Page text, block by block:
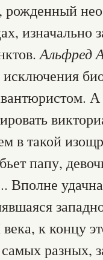
рожденный
изначально
Альфред
исключения
в такой
папу,
Вполне
к концу
разных,